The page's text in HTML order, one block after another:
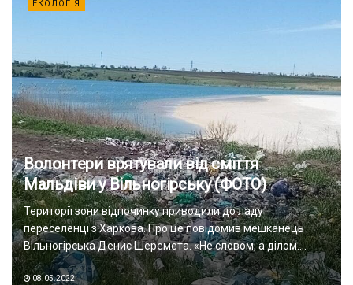
ЕКОЛОГІЯ
Волонтери врятували від сміття
Мальдіви у Вільногірську (ФОТО)
Території зони відпочинку приводили до ладу
переселенці з Харкова. Про це повідомив мешканець
Вільногірська Денис Шеремета. «Не словом, а ділом....
08.05.2022